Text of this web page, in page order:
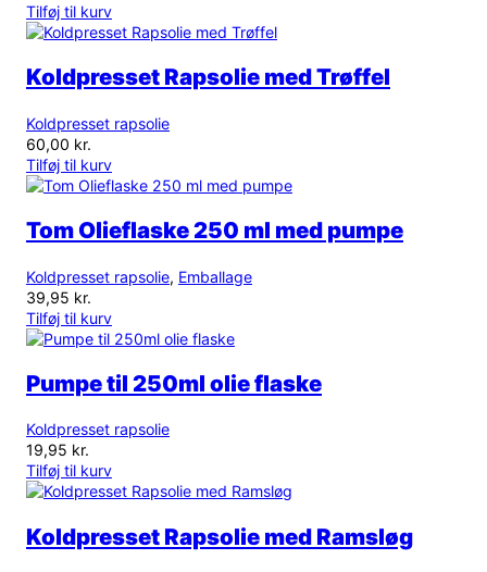
Tilføj til kurv
Koldpresset Rapsolie med Trøffel
Koldpresset rapsolie
60,00 kr.
Tilføj til kurv
Tom Olieflaske 250 ml med pumpe
Koldpresset rapsolie, Emballage
39,95 kr.
Tilføj til kurv
Pumpe til 250ml olie flaske
Koldpresset rapsolie
19,95 kr.
Tilføj til kurv
Koldpresset Rapsolie med Ramsløg